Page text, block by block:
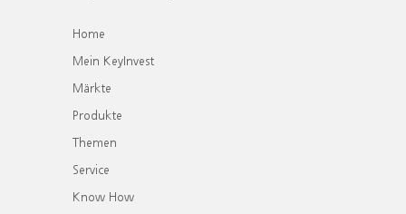
Home
Mein KeyInvest
Märkte
Produkte
Themen
Service
Know How